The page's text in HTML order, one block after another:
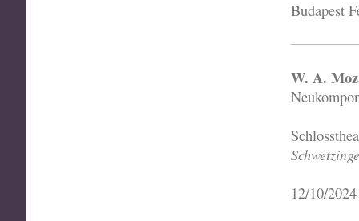
Budapest
W. A.
12/10/